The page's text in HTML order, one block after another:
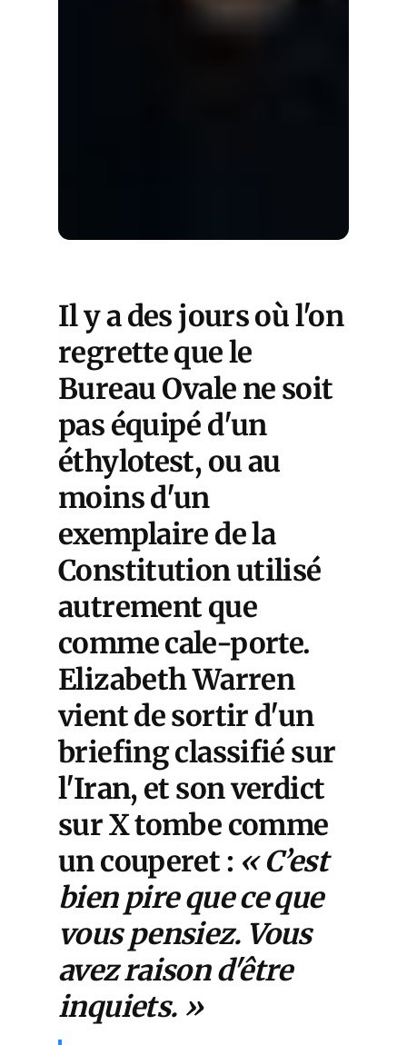
Il y a des jours où l'on
regrette que le
Bureau Ovale ne soit
pas équipé d'un
éthylotest, ou au
moins d'un
exemplaire de la
Constitution utilisé
autrement que
comme cale-porte.
Elizabeth Warren
vient de sortir d'un
briefing classifié sur
l'Iran, et son verdict
sur X tombe comme
un couperet : « C’est
bien pire que ce que
vous pensiez. Vous
avez raison d'être
inquiets. »